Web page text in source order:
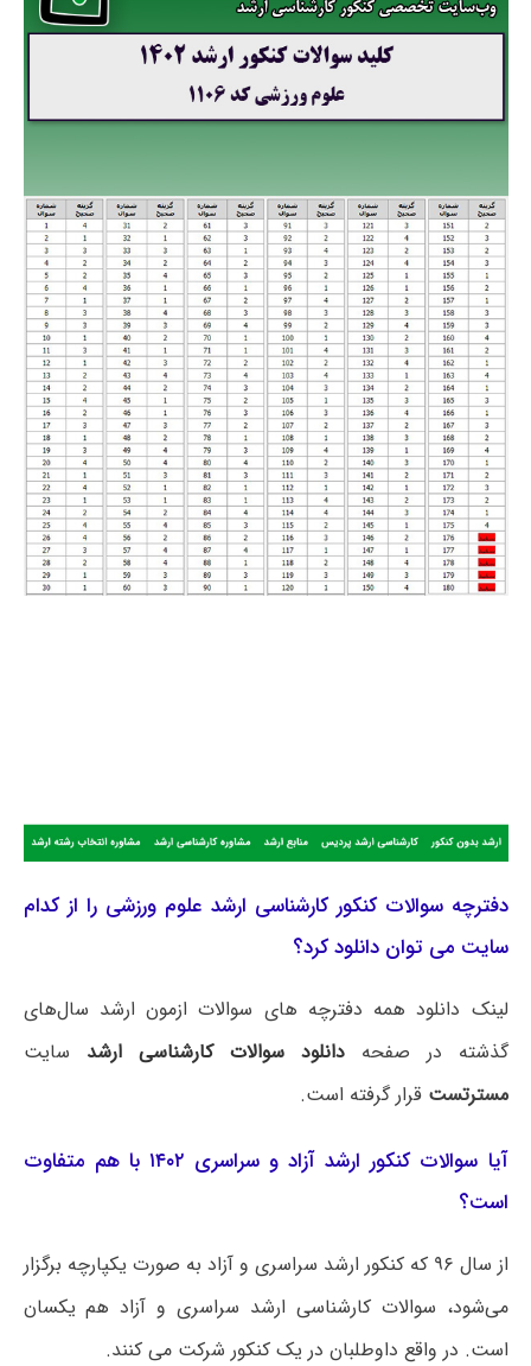
دفترچه سوالات کنکور کارشناسی ارشد علوم ورزشی را از کدام
سایت می توان دانلود کرد؟
لینک دانلود همه دفترچه های سوالات ازمون ارشد سال‌های
گذشته در صفحه
دانلود سوالات کارشناسی ارشد
سایت
مسترتست قرار گرفته است.
آیا سوالات کنکور ارشد آزاد و سراسری ۱۴۰۲ با هم متفاوت
است؟
از سال ۹۶ که کنکور ارشد سراسری و آزاد به صورت یکپارچه برگزار
می‌شود، سوالات کارشناسی ارشد سراسری و آزاد هم یکسان
است. در واقع داوطلبان در یک کنکور شرکت می کنند.